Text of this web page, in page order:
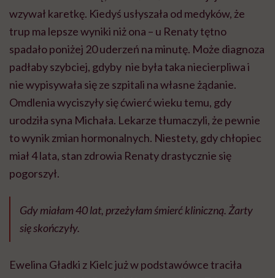
wzywał karetkę. Kiedyś usłyszała od medyków, że
trup ma lepsze wyniki niż ona – u Renaty tętno
spadało poniżej 20 uderzeń na minutę. Może diagnoza
padłaby szybciej, gdyby nie była taka niecierpliwa i
nie wypisywała się ze szpitali na własne żądanie.
Omdlenia wyciszyły się ćwierć wieku temu, gdy
urodziła syna Michała. Lekarze tłumaczyli, że pewnie
to wynik zmian hormonalnych. Niestety, gdy chłopiec
miał 4 lata, stan zdrowia Renaty drastycznie się
pogorszył.
Gdy miałam 40 lat, przeżyłam śmierć kliniczną. Żarty
się skończyły.
Ewelina Gładki z Kielc już w podstawówce traciła